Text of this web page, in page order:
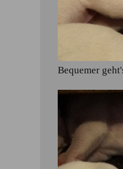
Bequemer